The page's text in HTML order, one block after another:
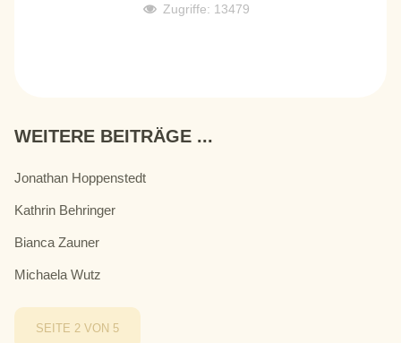
Zugriffe: 13479
WEITERE BEITRÄGE ...
Jonathan Hoppenstedt
Kathrin Behringer
Bianca Zauner
Michaela Wutz
SEITE 2 VON 5